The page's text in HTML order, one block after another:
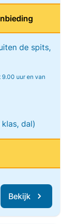
de spits,
9.00 uur en van
dal)
Bekijk